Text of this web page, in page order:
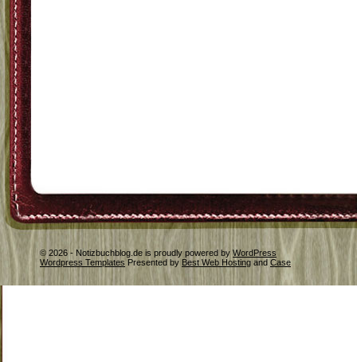
© 2026 - Notizbuchblog.de is proudly powered by WordPress
Wordpress Templates Presented by Best Web Hosting and Case